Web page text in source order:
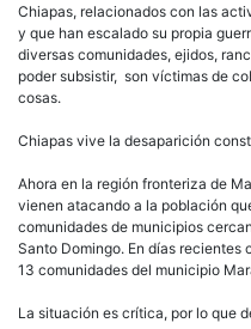
Chiapas, relacionados con las
y que han escalado su propia
diversas comunidades, ejidos,
poder subsistir, son víctimas de
cosas.
Chiapas vive la desaparición
Ahora en la región fronteriza de
vienen atacando a la población
comunidades de municipios
Santo Domingo. En días recientes
13 comunidades del municipio
La situación es crítica, por lo que